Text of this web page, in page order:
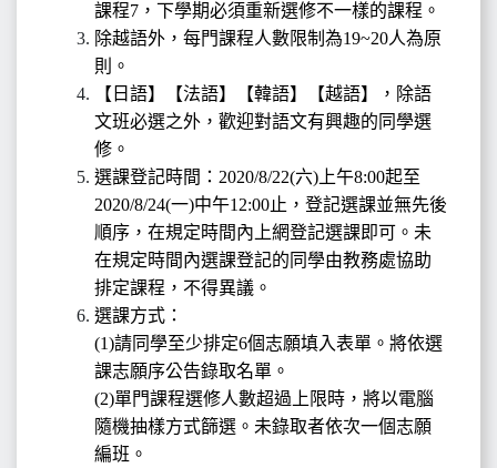
課程7，下學期必須重新選修不一樣的課程。
除越語外，每門課程人數限制為19~20人為原
則。
【日語】【法語】【韓語】【越語】，除語
文班必選之外，歡迎對語文有興趣的同學選
修。
選課登記時間：2020/8/22(六)上午8:00起至
2020/8/24(一)中午12:00止，登記選課並無先後
順序，在規定時間內上網登記選課即可。未
在規定時間內選課登記的同學由教務處協助
排定課程，不得異議。
選課方式：
(1)請同學至少排定6個志願填入表單。將依選
課志願序公告錄取名單。
(2)單門課程選修人數超過上限時，將以電腦
隨機抽樣方式篩選。未錄取者依次一個志願
編班。